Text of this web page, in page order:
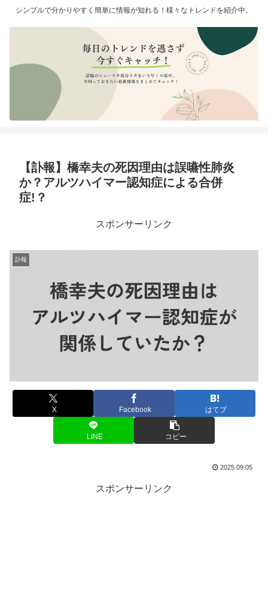
シンプルで分かりやすく簡単に情報が知れる！様々なトレンドを紹介中。
【訃報】橋幸夫の死因理由は誤嚥性肺炎
か？アルツハイマー認知症による合併
症!？
スポンサーリンク
訃報
X Facebook はてブ
LINE コピー
2025.09.05
スポンサーリンク